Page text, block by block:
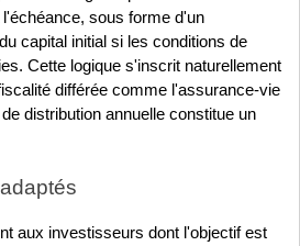
sous forme d'un
capital initial si les conditions de
Cette logique s'inscrit naturellement
différée comme l'assurance-vie
distribution annuelle constitue un
aux investisseurs dont l'objectif est